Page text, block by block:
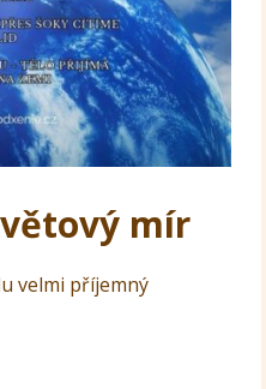
mír
velmi příjemný